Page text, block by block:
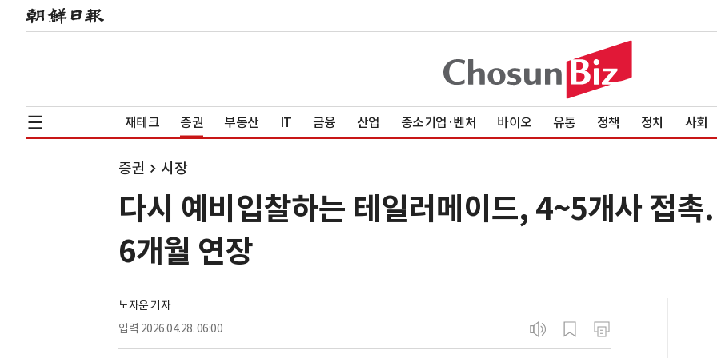
재테크 증권 부동산 IT 금융 산업 중소기업·벤처 바이오 유통 정책 정치 사회
증권 시장
다시 예비입찰하는 테일러메이드, 4~5개사 접
6개월 연장
노자운 기자
입력 2026.04.28. 06:00